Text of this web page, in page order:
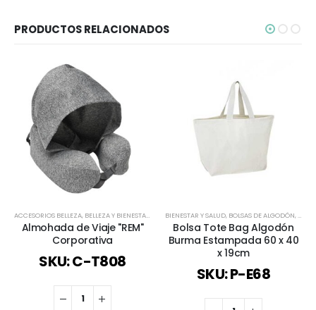
PRODUCTOS RELACIONADOS
ACCESORIOS BELLEZA, BELLEZA Y BIENESTAR BELLEZA Y SALUD,BIENESTAR Y SALUD,DEPORTES /
Almohada de Viaje "REM"
Corporativa
SKU: C-T808
BIENESTAR Y SALUD, BOLSAS DE ALGODÓN,
Bolsa Tote Bag Algodón
Burma Estampada 60 x 40
x 19cm
SKU: P-E68